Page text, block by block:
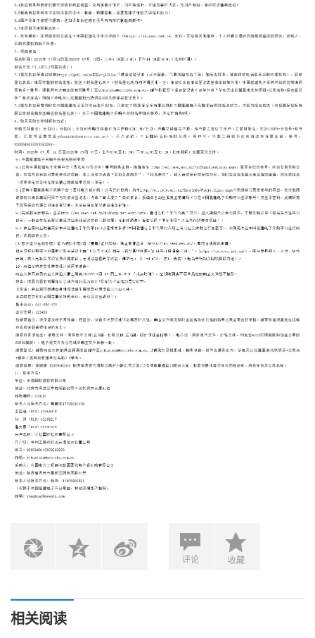
评论 收藏
相关阅读